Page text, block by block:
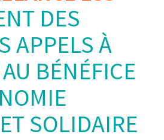
DES
APPELS À
BÉNÉFICE
SOLIDAIRE